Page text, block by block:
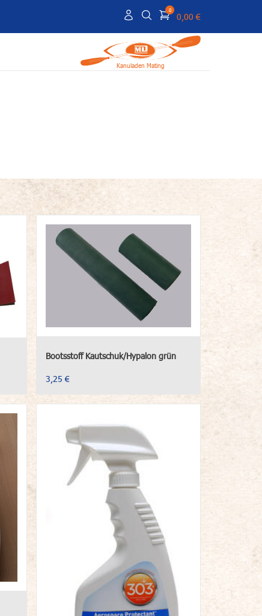
0
0,00 €
Kanuladen Mating
Bootsstoff Kautschuk/Hypalon grün
3,25 €